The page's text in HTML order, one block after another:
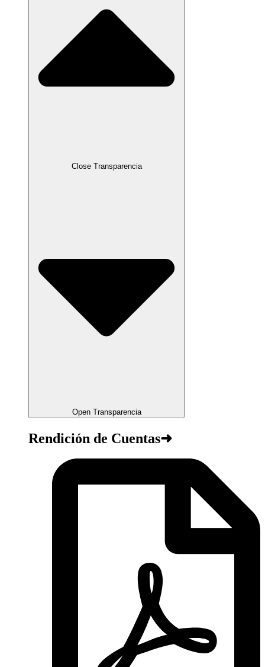
Close Transparencia
Open Transparencia
Rendición de Cuentas➜